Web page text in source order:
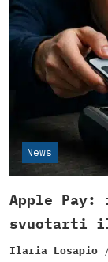
News
Apple
svuotarti
Ilaria Losapio